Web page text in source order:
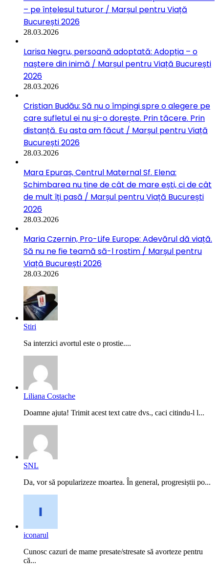
– pe înțelesul tuturor / Marșul pentru Viață
București 2026
28.03.2026
Larisa Negru, persoană adoptată: Adopția – o
naștere din inimă / Marșul pentru Viață București
2026
28.03.2026
Cristian Budău: Să nu o împingi spre o alegere pe
care sufletul ei nu și-o dorește. Prin tăcere. Prin
distanță. Eu asta am făcut / Marșul pentru Viață
București 2026
28.03.2026
Mara Epuraș, Centrul Maternal Sf. Elena:
Schimbarea nu ține de cât de mare ești, ci de cât
de mult îți pasă / Marșul pentru Viață București
2026
28.03.2026
Maria Czernin, Pro-Life Europe: Adevărul dă viață.
Să nu ne fie teamă să-l rostim / Marșul pentru
Viață București 2026
28.03.2026
Stiri
Sa interzici avortul este o prostie....
Liliana Costache
Doamne ajuta! Trimit acest text catre dvs., caci citindu-l l...
SNL
Da, vor să popularizeze moartea. În general, progresiștii po...
iconarul
Cunosc cazuri de mame presate/stresate să avorteze pentru
că...